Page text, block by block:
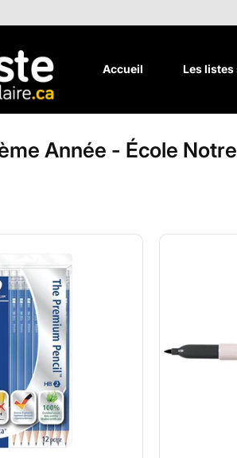
Accueil Les
Année - École